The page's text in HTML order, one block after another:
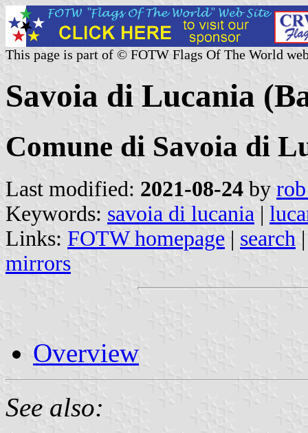
This page is part of © FOTW Flags Of The World
Savoia di Lucania
Comune di Savoia di
Last modified: 2021-08-24 by
Keywords: savoia di lucania |
Links: FOTW homepage | search
mirrors
Overview
See also: